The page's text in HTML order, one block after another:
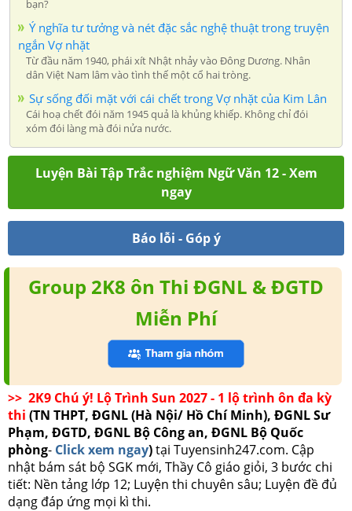
bạn?
Ý nghĩa tư tưởng và nét đặc sắc nghệ thuật trong truyện
ngắn Vợ nhặt
Từ đầu năm 1940, phái xít Nhật nhảy vào Đông Dương. Nhân
dân Việt Nam lâm vào tình thế một cổ hai tròng.
Sự sống đối mặt với cái chết trong Vợ nhặt của Kim Lân
Cái hoạ chết đói năm 1945 quả là khủng khiếp. Không chỉ đói
xóm đói làng mà đói nửa nước.
Luyện Bài Tập Trắc nghiệm Ngữ Văn 12 - Xem
ngay
Báo lỗi - Góp ý
Group 2K8 ôn Thi ĐGNL & ĐGTD
Miễn Phí
>> 2K9 Chú ý! Lộ Trình Sun 2027 - 1 lộ trình ôn đa kỳ
thi (TN THPT, ĐGNL (Hà Nội/ Hồ Chí Minh), ĐGNL Sư
Phạm, ĐGTD, ĐGNL Bộ Công an, ĐGNL Bộ Quốc
phòng- Click xem ngay)tại Tuyensinh247.com. Cập
nhật bám sát bộ SGK mới, Thầy Cô giáo giỏi, 3 bước chi
tiết: Nền tảng lớp 12; Luyện thi chuyên sâu; Luyện đề đủ
dạng đáp ứng mọi kì thi.